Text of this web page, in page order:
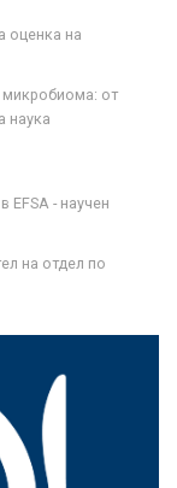
оценка на
микробиома: от
наука
- научен
на отдел по